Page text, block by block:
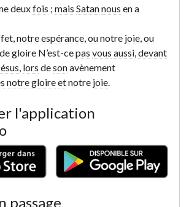
deuxfois ; mais Satannous en a
notreespérance ounotre joie ou
de gloire N’est-cepas vous aussi devant
lors desonavènement
notregloireetnotre joie
l'application
passage